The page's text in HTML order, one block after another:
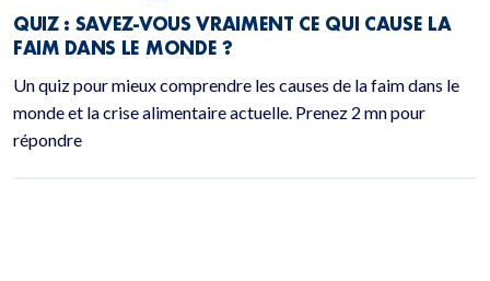
QUIZ : SAVEZ-VOUS VRAIMENT CE QUI CAUSE LA
FAIM DANS LE MONDE ?
Un quiz pour mieux comprendre les causes de la faim dans le
monde et la crise alimentaire actuelle. Prenez 2 mn pour
répondre